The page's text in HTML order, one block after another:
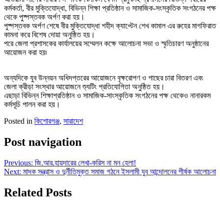
কর্মকর্তা, বীর মুক্তিযোদ্ধা, বিভিন্ন শিক্ষা প্রতিষ্ঠান ও সামাজিক-সংস্কৃতিক সংগঠনের পক্ষ
থেকে পুষ্পস্তবক অর্পণ করা হয়।
পুষ্পস্তবক অর্পণ শেষে বীর মুক্তিযোদ্ধা শহীদ ক্যাপ্টেন শেখ কামাল এর রুহের মাগফিরাত
কামনা করে বিশেষ দোয়া অনুষ্ঠিত হয়।
পরে জেলা প্রশাসকের কার্যালয়ের সম্মেলন কক্ষে আলোচনা সভা ও স্মৃতিচারণ অনুষ্ঠানের
আয়োজন করা হয়৷
অন্যদিকে যুব উন্নয়ন অধিদপ্তরের আয়োজনে বৃক্ষরোপণ ও গাছের চারা বিতরণ এবং
জেলা ক্রীড়া সংস্থার আয়োজনে শ্যুটিং প্রতিযোগিতা অনুষ্ঠিত হয়।
এছাড়া বিভিন্ন শিক্ষাপ্রতিষ্ঠান ও সামাজিক-সাংস্কৃতিক সংগঠনের পক্ষ থেকেও নানারকম
কর্মসূচি পালন করা হয়।
Posted in কিশোরগঞ্জ, সারাদেশ
Post navigation
Previous: জি.আর.হায়দারের লেখা-করিস না মন হেলা!
Next: মাদক সন্ত্রাস ও দুর্নীতিমুক্ত সমাজ গঠনে ইসলামী যুব আন্দোলনের শীর্ষক আলোচনা
Related Posts